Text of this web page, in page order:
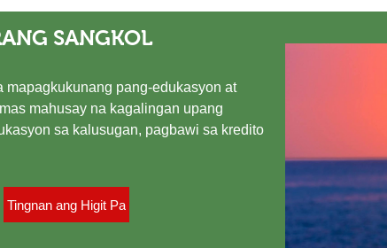
SANGKOL
mapagkukunang pang-edukasyon at
mahusay na kagalingan upang
sa kalusugan, pagbawi sa kredito
Tingnan ang Higit Pa